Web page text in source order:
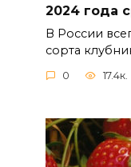
2024 года
В России
сорта
0 17.4к.